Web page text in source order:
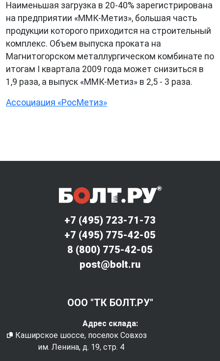
Наименьшая загрузка в 20-40% зарегистрирована
на предприятии «ММК-Метиз», большая часть
продукции которого приходится на строительный
комплекс. Объем выпуска проката на
Магнитогорском металлургическом комбинате по
итогам I квартала 2009 года может снизиться в
1,9 раза, а выпуск «ММК-Метиз» в 2,5 - 3 раза.
Ассоциация «РосМетиз»
+7 (495) 723-71-73
+7 (495) 775-42-05
8 (800) 775-42-05
post@bolt.ru
ООО "ТК БОЛТ.РУ"
Адрес склада:
Каширское шоссе, поселок Совхоз
им. Ленина, д. 19, стр. 4